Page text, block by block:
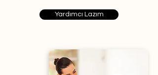
Yardımcı Lazım